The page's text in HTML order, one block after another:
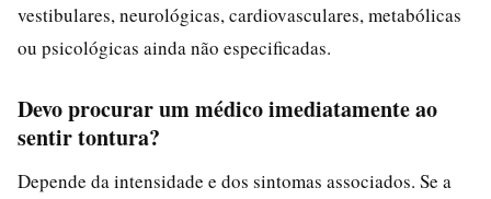
vestibulares, neurológicas, cardiovasculares, metabólicas
ou psicológicas ainda não especificadas.
Devo procurar um médico imediatamente ao
sentir tontura?
Depende da intensidade e dos sintomas associados. Se a